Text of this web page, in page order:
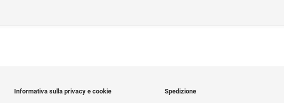
Informativa sulla privacy e cookie Spedizione